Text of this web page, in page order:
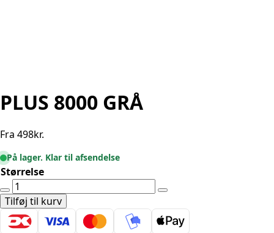
PLUS 8000 GRÅ
Fra 498kr.
På lager. Klar til afsendelse
Størrelse
PLUS
8000
GRÅ
antal
Tilføj til kurv